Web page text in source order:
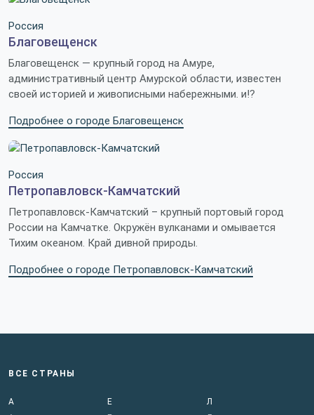
Россия
Благовещенск
Благовещенск — крупный город на Амуре,
административный центр Амурской области, известен
своей историей и живописными набережными. и!?
Подробнее о городе Благовещенск
Россия
Петропавловск-Камчатский
Петропавловск-Камчатский – крупный портовый город
России на Камчатке. Окружён вулканами и омывается
Тихим океаном. Край дивной природы.
Подробнее о городе Петропавловск-Камчатский
ВСЕ СТРАНЫ
А
Е
Л